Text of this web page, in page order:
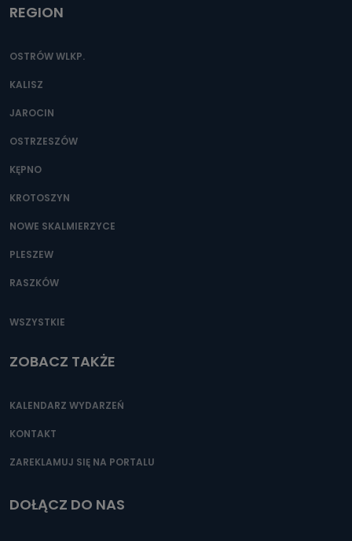
REGION
OSTRÓW WLKP.
KALISZ
JAROCIN
OSTRZESZÓW
KĘPNO
KROTOSZYN
NOWE SKALMIERZYCE
PLESZEW
RASZKÓW
WSZYSTKIE
ZOBACZ TAKŻE
KALENDARZ WYDARZEŃ
KONTAKT
ZAREKLAMUJ SIĘ NA PORTALU
DOŁĄCZ DO NAS